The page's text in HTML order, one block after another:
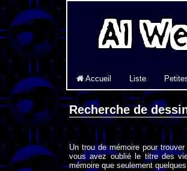
Accueil Liste
Recherche de
Un trou de mémoire pour
vous avez oublié le titre des
mémoire que seulement